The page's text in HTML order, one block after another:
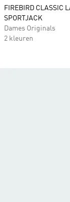
FIREBIRD CLASSIC
SPORTJACK
Dames Originals
2 kleuren